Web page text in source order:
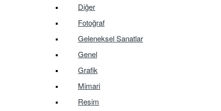
Diğer
Fotoğraf
Geleneksel Sanatlar
Genel
Grafik
Mimari
Resim